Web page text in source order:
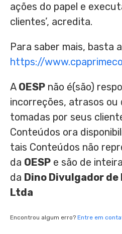
ações do papel e
clientes’, acredita.
Para saber mais, basta
https://
A OESP não é(são)
incorreções, atrasos ou
tomadas por seus
Conteúdos ora
tais Conteúdos não
da OESP e são de
da Dino Divulgador
Ltda
Encontrou algum erro? Entre em